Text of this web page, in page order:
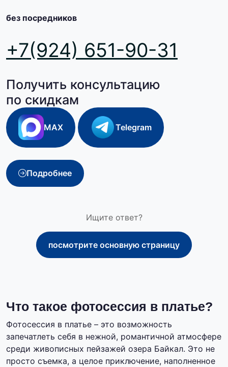
без посредников
+7(924) 651-90-31
Получить консультацию
по скидкам
MAX Telegram
Подробнее
Ищите ответ?
посмотрите основную страницу
Что такое фотосессия в платье?
Фотосессия в платье – это возможность
запечатлеть себя в нежной, романтичной атмосфере
среди живописных пейзажей озера Байкал. Это не
просто съемка, а целое приключение, наполненное